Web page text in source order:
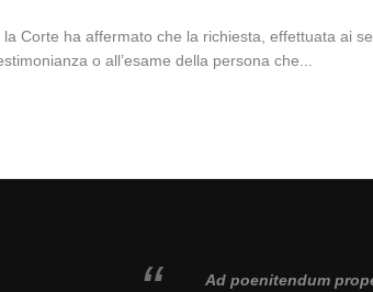
Corte ha affermato che la richiesta, effettuata ai
o all’esame della persona che...
Ad poenitendum